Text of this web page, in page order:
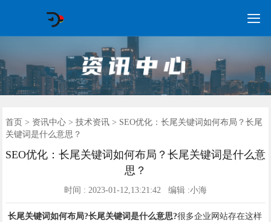

首页
GEO常见问题
GEO优化
海外GEO
网络营销
企业培训
软件开发
政策申报
资讯中心
关于我们
首页 > 资讯中心> 技术资讯> SEO优化：长尾关键词如何布局？长尾
关键词是什么意思？
SEO优化：长尾关键词如何布局？长尾关键词是什么意
思？
时间 : 2023-01-12,13:21:42 编辑 :小海
长尾关键词如何布局?长尾关键词是什么意思?很多企业网站存在这样